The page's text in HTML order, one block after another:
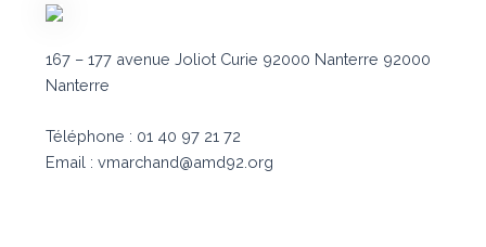
167 – 177 avenue Joliot Curie 92000 Nanterre 92000
Nanterre
Téléphone : 01 40 97 21 72
Email : vmarchand@amd92.org